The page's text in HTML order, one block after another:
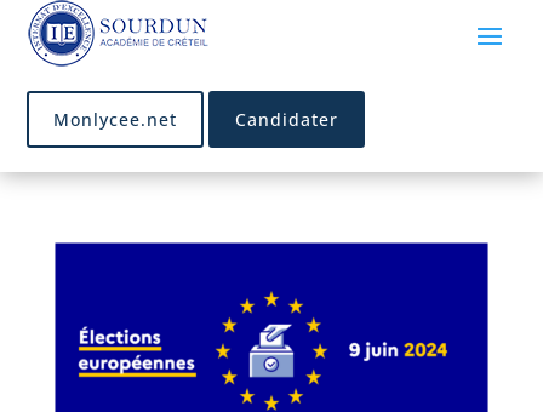
Candidater
Monlycee.net